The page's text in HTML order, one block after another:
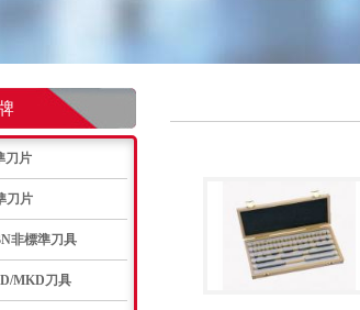
刀片
刀片
非標準刀具
MKD刀具